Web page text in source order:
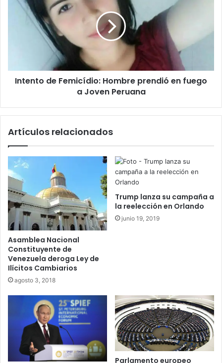
Femicídio:
Hombre
Joven
Peruana
Intento de Femicídio: Hombre prendió en fuego
a Joven Peruana
Artículos relacionados
Asamblea Nacional
Constituyente de
Venezuela deroga Ley de
Ilícitos Cambiarios
agosto 3, 2018
Trump lanza su campaña a
la reelección en Orlando
junio 19, 2019
Parlamento europeo